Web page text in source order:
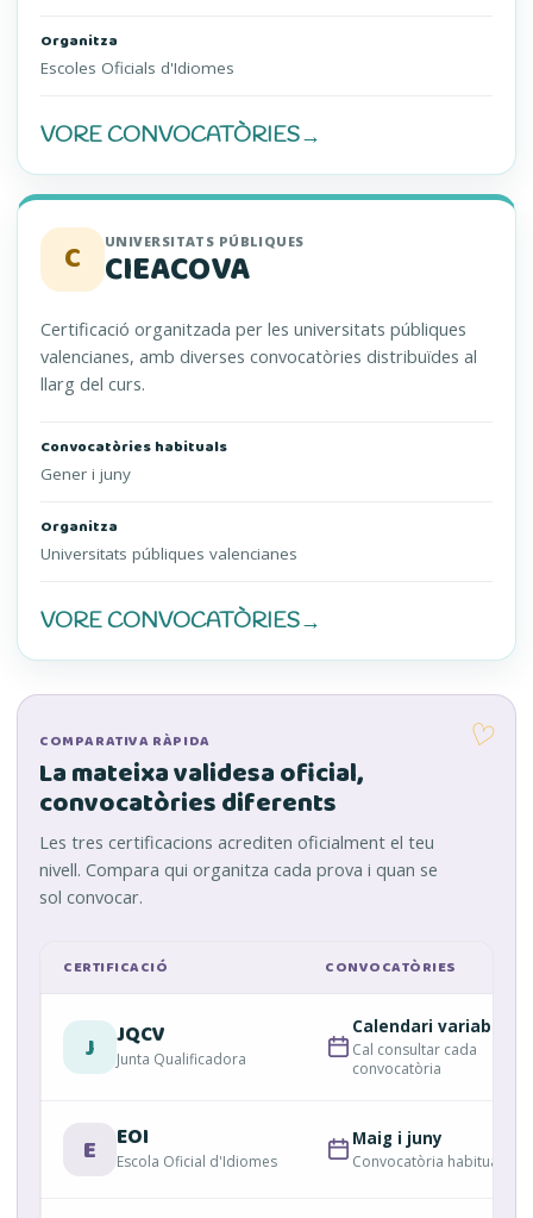
Organitza
Escoles Oficials d'Idiomes
VORE CONVOCATÒRIES→
EOI (S’OBRI EN UNA PESTANYA NOVA)
C UNIVERSITATS PÚBLIQUES
CIEACOVA
Certificació organitzada per les universitats públiques
valencianes, amb diverses convocatòries distribuïdes al
llarg del curs.
Convocatòries habituals
Gener i juny
Organitza
Universitats públiques valencianes
VORE CONVOCATÒRIES→
CIEACOVA (S’OBRI EN UNA PESTANYA NOVA)
COMPARATIVA RÀPIDA
La mateixa validesa oficial,
convocatòries diferents
Les tres certificacions acrediten oficialment el teu
nivell. Compara qui organitza cada prova i quan se
sol convocar.
♡
CERTIFICACIÓ CONVOCATÒRIES
J JQCV
Junta Qualificadora
Calendari variable
Cal consultar cada
convocatòria
E EOI
Escola Oficial d'Idiomes
Maig i juny
Convocatòria habitual